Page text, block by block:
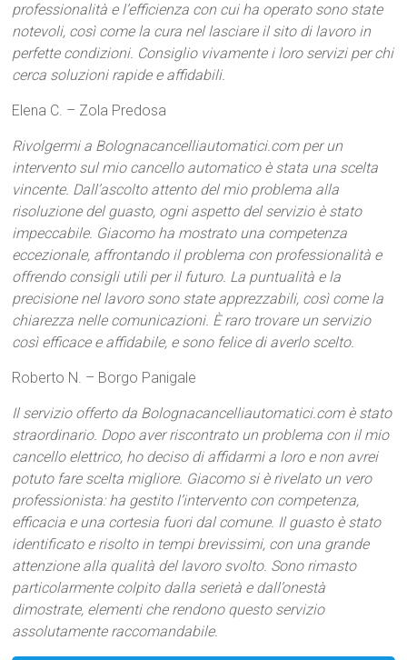
professionalità e l’efficienza con cui ha operato sono state
notevoli, così come la cura nel lasciare il sito di lavoro in
perfette condizioni. Consiglio vivamente i loro servizi per chi
cerca soluzioni rapide e affidabili.
Elena C. – Zola Predosa
Rivolgermi a Bolognacancelliautomatici.com per un
intervento sul mio cancello automatico è stata una scelta
vincente. Dall’ascolto attento del mio problema alla
risoluzione del guasto, ogni aspetto del servizio è stato
impeccabile. Giacomo ha mostrato una competenza
eccezionale, affrontando il problema con professionalità e
offrendo consigli utili per il futuro. La puntualità e la
precisione nel lavoro sono state apprezzabili, così come la
chiarezza nelle comunicazioni. È raro trovare un servizio
così efficace e affidabile, e sono felice di averlo scelto.
Roberto N. – Borgo Panigale
Il servizio offerto da Bolognacancelliautomatici.com è stato
straordinario. Dopo aver riscontrato un problema con il mio
cancello elettrico, ho deciso di affidarmi a loro e non avrei
potuto fare scelta migliore. Giacomo si è rivelato un vero
professionista: ha gestito l’intervento con competenza,
efficacia e una cortesia fuori dal comune. Il guasto è stato
identificato e risolto in tempi brevissimi, con una grande
attenzione alla qualità del lavoro svolto. Sono rimasto
particolarmente colpito dalla serietà e dall’onestà
dimostrate, elementi che rendono questo servizio
assolutamente raccomandabile.